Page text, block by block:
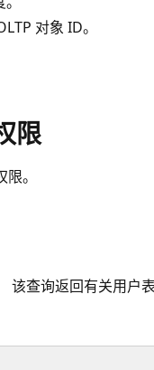
对象 ID。
限
。
该查询返回有关用户